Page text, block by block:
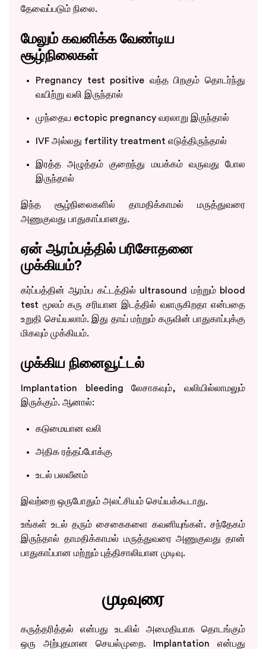
தேவைப்படும் நிலை.
மேலும் கவனிக்க வேண்டிய
சூழ்நிலைகள்
Pregnancy test positive வந்த பிறகும் தொடர்ந்து
வயிற்று வலி இருந்தால்
முந்தைய ectopic pregnancy வரலாறு இருந்தால்
IVF அல்லது fertility treatment எடுத்திருந்தால்
இரத்த அழுத்தம் குறைந்து மயக்கம் வருவது போல
இருந்தால்
இந்த சூழ்நிலைகளில் தாமதிக்காமல் மருத்துவரை
அணுகுவது பாதுகாப்பானது.
ஏன் ஆரம்பத்தில் பரிசோதனை
முக்கியம்?
கர்ப்பத்தின் ஆரம்ப கட்டத்தில் ultrasound மற்றும் blood
test மூலம் கரு சரியான இடத்தில் வளருகிறதா என்பதை
உறுதி செய்யலாம். இது தாய் மற்றும் கருவின் பாதுகாப்புக்கு
மிகவும் முக்கியம்.
முக்கிய நினைவூட்டல்
Implantation bleeding லேசாகவும், வலியில்லாமலும்
இருக்கும். ஆனால்:
கடுமையான வலி
அதிக ரத்தப்போக்கு
உடல் பலவீனம்
இவற்றை ஒருபோதும் அலட்சியம் செய்யக்கூடாது.
உங்கள் உடல் தரும் சைகைகளை கவனியுங்கள். சந்தேகம்
இருந்தால் தாமதிக்காமல் மருத்துவரை அணுகுவது தான்
பாதுகாப்பான மற்றும் புத்திசாலியான முடிவு.
முடிவுரை
கருத்தரித்தல் என்பது உடலில் அமைதியாக தொடங்கும்
ஒரு அற்புதமான செயல்முறை. Implantation என்பது